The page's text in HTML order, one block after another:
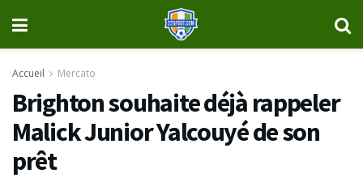
Accueil Mercato
Brighton souhaite déjà rappeler
Malick Junior Yalcouyé de son
prêt